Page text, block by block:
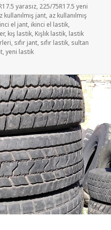
yarasız, 225/75R17.5 yeni
kullanılmış jant, az kullanılmış
el jant, ikinci el lastik,
, kış lastik, Kışlık lastik, lastik
, sıfır jant, sıfır lastik, sultan
,yeni lastik
için